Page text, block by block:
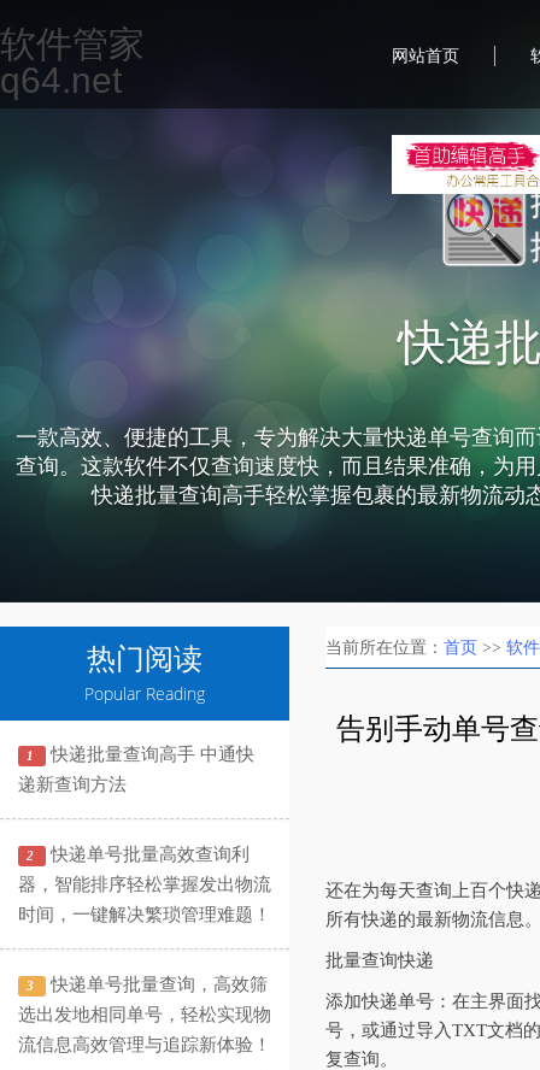
软件管家
q64.net
网站首页 |
热门阅读
Popular Reading
1
快递批量查询高手 中通快
递新查询方法
2
快递单号批量高效查询利
器，智能排序轻松掌握发出物流
时间，一键解决繁琐管理难题！
3
快递单号批量查询，高效筛
选出发地相同单号，轻松实现物
流信息高效管理与追踪新体验！
当前所在位置： 首页 >> 软
告别手动单号
还在为每天查询上百个快
所有快递的最新物流信息
批量查询快递
添加快递单号‌：在主界面
号，或通过导入TXT文档
复查询。